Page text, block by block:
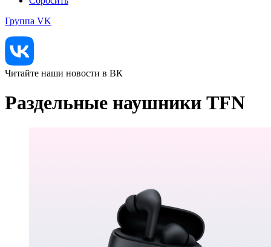
Группа VK
Читайте наши новости в ВК
Раздельные наушники TFN